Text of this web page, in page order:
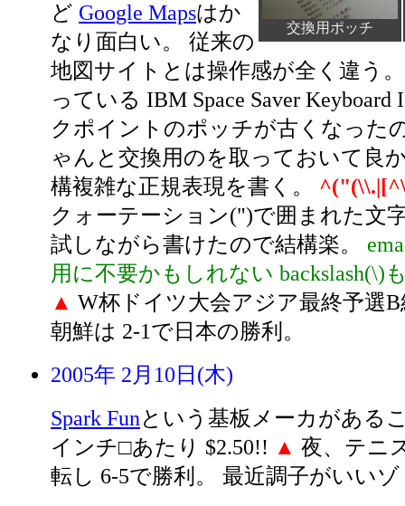
交換用ポッチ
ど Google Mapsはか
なり面白い。 従来の
地図サイトとは操作感が全く違う
っている IBM Space Saver Keyboard
クポイントのポッチが古くなった
ゃんと交換用のを取っておいて良
構複雑な正規表現を書く。
クォーテーション(")で囲まれた文
試しながら書けたので結構楽。
用に不要かもしれない backslash(\)
▲ W杯ドイツ大会アジア最終予選
朝鮮は 2-1で日本の勝利。
2005年 2月10日(木)
Spark Funという基板メーカがある
インチ□あたり $2.50!! ▲ 夜、テニ
転し 6-5で勝利。 最近調子がいいゾ